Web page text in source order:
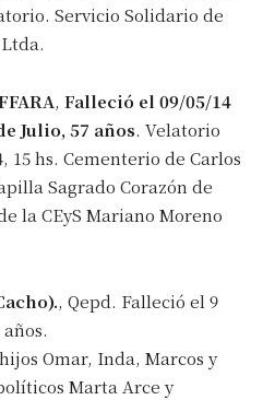
Servicio Solidario de
, Falleció el 09/05/14
Julio, 57 años. Velatorio
15 hs. Cementerio de Carlos
Sagrado Corazón de
la CEyS Mariano Moreno
, Qepd. Falleció el 9
Omar, Inda, Marcos y
Marta Arce y